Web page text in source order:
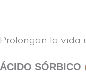
Prolongan la vida
ÁCIDO SÓRBICO